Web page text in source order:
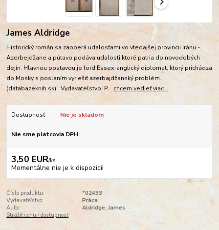
James Aldridge
Historický román sa zaoberá udalosťami vo vtedajšej provincii Iránu -
Azerbejdžane a pútavo podáva udalosti ktoré patria do novodobých
dejín. Hlavnou postavou je lord Essex-anglický diplomat, ktorý prichádza
do Mosky s poslaním vyriešiť azerbajdžanský problém.
(databazeknih.sk) Vydavateľstvo P... chcem vedieť viac...
Dostupnosť Nie je skladom
Nie sme platcovia DPH
3,50 EUR/ks
Momentálne nie je k dispozícii
Číslo produktu:
*02433
Vydavateľstvo:
Práca
Autor:
Aldridge, James
Strážiť cenu / dostupnosť